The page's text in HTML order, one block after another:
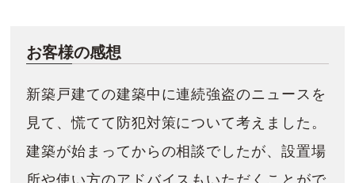
お客様の感想
新築戸建ての建築中に連続強盗のニュースを
見て、慌てて防犯対策について考えました。
建築が始まってからの相談でしたが、設置場